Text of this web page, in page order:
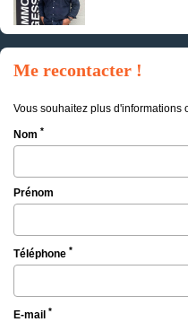
Me recontacter !
Vous souhaitez plus d'informations
Nom *
Prénom
Téléphone *
E-mail *